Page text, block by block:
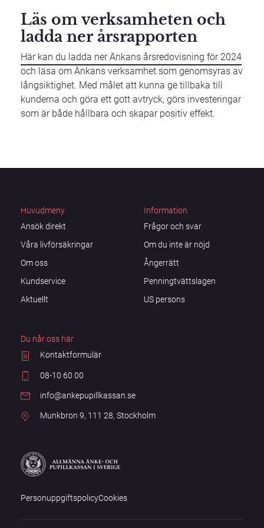
Läs om verksamheten och
ladda ner årsrapporten
Här kan du ladda ner Änkans årsredovisning för 2024
och läsa om Änkans verksamhet som genomsyras av
långsiktighet. Med målet att kunna ge tillbaka till
kunderna och göra ett gott avtryck, görs investeringar
som är både hållbara och skapar positiv effekt.
Huvudmeny
Ansök direkt
Våra livförsäkringar
Om oss
Kundservice
Aktuellt
Information
Frågor och svar
Om du inte är nöjd
Ångerrätt
Penningtvättslagen
US persons
Du når oss här
Kontaktformulär
08-10 60 00
info@ankepupillkassan.se
Munkbron 9, 111 28, Stockholm
PersonuppgiftspolicyCookies